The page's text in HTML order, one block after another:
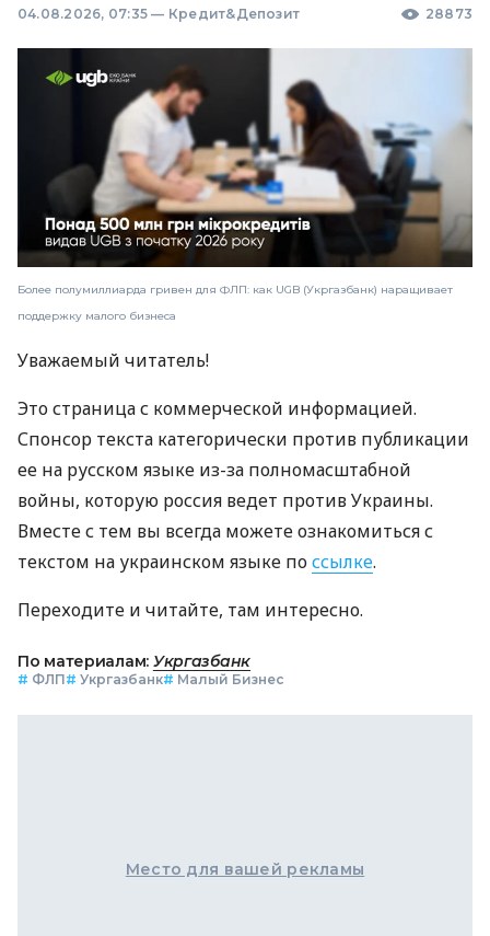
04.08.2026, 07:35 — Кредит&Депозит 28873
Более полумиллиарда гривен для ФЛП: как UGB (Укргазбанк) наращивает
поддержку малого бизнеса
Уважаемый читатель!
Это страница с коммерческой информацией.
Спонсор текста категорически против публикации
ее на русском языке из-за полномасштабной
войны, которую россия ведет против Украины.
Вместе с тем вы всегда можете ознакомиться с
текстом на украинском языке поссылке.
Переходите и читайте, там интересно.
По материалам: Укргазбанк
# ФЛП# Укргазбанк# Малый Бизнес
Место для вашей рекламы